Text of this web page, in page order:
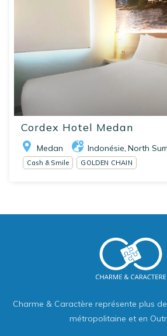
Cordex Hotel Medan
Medan Indonésie North
Cash & Smile GOLDEN CHAIN
Charme & Caractère représente plus
métropolitaine et en